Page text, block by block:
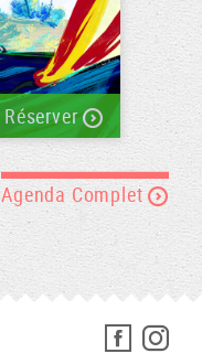
Réserver
Agenda Complet